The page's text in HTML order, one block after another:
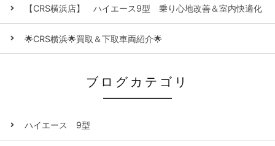
【CRS横浜店】 ハイエース9型 乗り心地改善＆室内快適化
🌟CRS横浜🌟買取＆下取車両紹介🌟
ブログカテゴリ
ハイエース 9型